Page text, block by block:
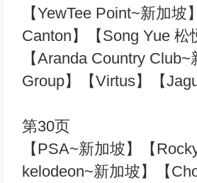
【YewTee Point~新加
Canton】【Song Yue 松
【Aranda Country
Group】【Virtus】【
第30页
【PSA~新加坡】【
kelodeon~新加坡】【